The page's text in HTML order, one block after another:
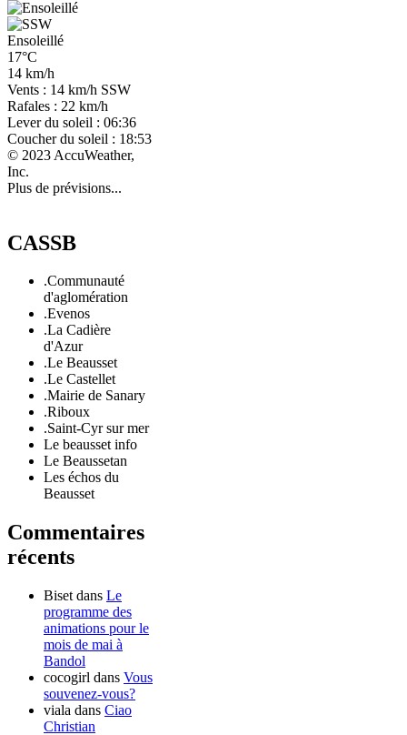
Ensoleillé
17°C
14 km/h
Vents : 14 km/h SSW
Rafales : 22 km/h
Lever du soleil : 06:36
Coucher du soleil : 18:53
© 2023 AccuWeather,
Inc.
Plus de prévisions...
CASSB
.Communauté
d'aglomération
.Evenos
.La Cadière
d'Azur
.Le Beausset
.Le Castellet
.Mairie de Sanary
.Riboux
.Saint-Cyr sur mer
Le beausset info
Le Beaussetan
Les échos du
Beausset
Commentaires
récents
Biset dans Le
programme des
animations pour le
mois de mai à
Bandol
cocogirl dans Vous
souvenez-vous?
viala dans Ciao
Christian